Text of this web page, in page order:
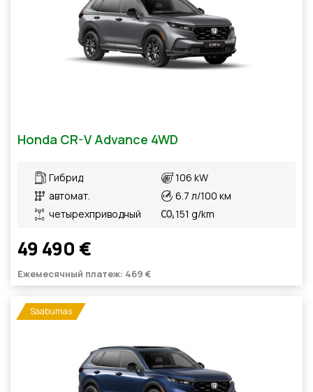
Honda CR-V Advance 4WD
Гибрид
автомат.
четырехприводный
106 kW
6.7 л/100 км
151 g/km
49 490 €
Ежемесячный платеж: 469 €
Saabumas